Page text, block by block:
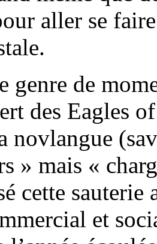
aller se
genre de
des Eagles
novlangue
» mais «
cette
et